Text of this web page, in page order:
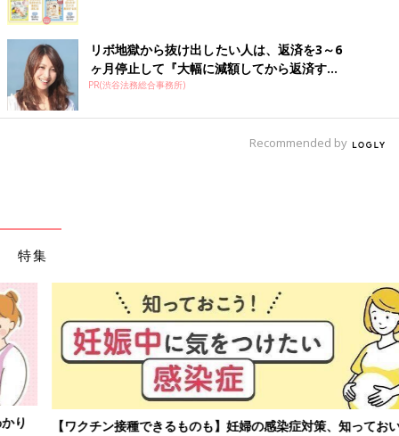
リボ地獄から抜け出したい人は、返済を3～6
ヶ月停止して『大幅に減額してから返済す...
PR(渋谷法務総合事務所)
Recommended by
特集
【ワクチン接種できるものも】妊婦の感染症対策、知っておいて！